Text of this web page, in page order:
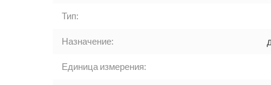
Тип:
Назначение:
Единица измерения: